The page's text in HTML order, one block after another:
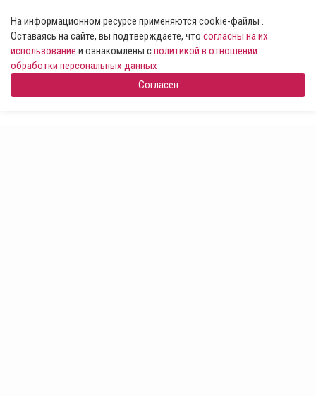
На информационном ресурсе применяются cookie-файлы .
Оставаясь на сайте, вы подтверждаете, что согласны на их
использование и ознакомлены сполитикой в отношении
обработки персональных данных
Согласен